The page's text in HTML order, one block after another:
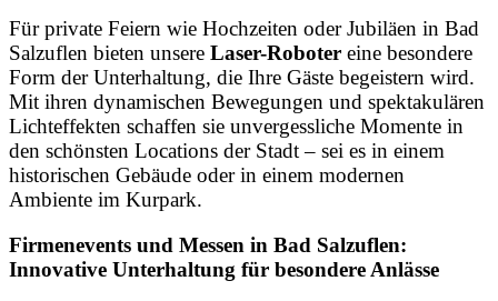
Für private Feiern wie Hochzeiten oder Jubiläen in Bad
Salzuflen bieten unsere Laser-Roboter eine besondere
Form der Unterhaltung, die Ihre Gäste begeistern wird.
Mit ihren dynamischen Bewegungen und spektakulären
Lichteffekten schaffen sie unvergessliche Momente in
den schönsten Locations der Stadt – sei es in einem
historischen Gebäude oder in einem modernen
Ambiente im Kurpark.
Firmenevents und Messen in Bad Salzuflen:
Innovative Unterhaltung für besondere Anlässe